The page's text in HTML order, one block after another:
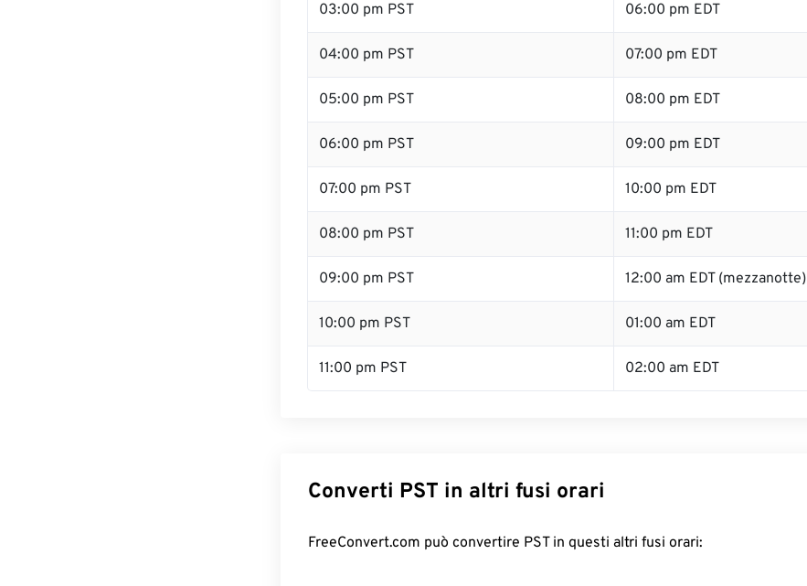
03:00 pm PST 06:00 pm EDT
04:00 pm PST 07:00 pm EDT
05:00 pm PST 08:00 pm EDT
06:00 pm PST 09:00 pm EDT
07:00 pm PST 10:00 pm EDT
08:00 pm PST 11:00 pm EDT
09:00 pm PST 12:00 am EDT (mezzanotte)
10:00 pm PST 01:00 am EDT
11:00 pm PST 02:00 am EDT
Converti PST in altri fusi orari
FreeConvert.com può convertire PST in questi altri fusi orari: